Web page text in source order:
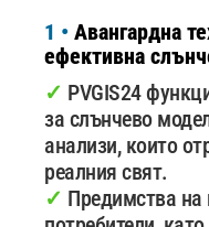
1 • Авангардна
ефективна
✓ PVGIS24
за слънчево
анализи, които
реалния свят.
✓ Предимства на